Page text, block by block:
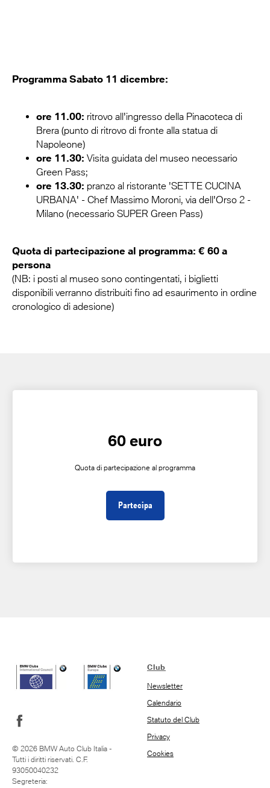
Programma Sabato 11 dicembre:
ore 11.00: ritrovo all'ingresso della Pinacoteca di
Brera (punto di ritrovo di fronte alla statua di
Napoleone)
ore 11.30: Visita guidata del museo necessario
Green Pass;
ore 13.30: pranzo al ristorante 'SETTE CUCINA
URBANA' - Chef Massimo Moroni, via dell'Orso 2 -
Milano (necessario SUPER Green Pass)
Quota di partecipazione al programma: € 60 a
persona
(NB: i posti al museo sono contingentati, i biglietti
disponibili verranno distribuiti fino ad esaurimento in ordine
cronologico di adesione)
60 euro
Quota di partecipazione al programma
Partecipa
© 2026 BMW Auto Club Italia -
Tutti i diritti riservati. C.F.
93050040232
Segreteria:
Club
Newsletter
Calendario
Statuto del Club
Privacy
Cookies